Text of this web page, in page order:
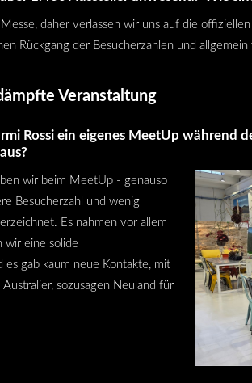
daher verlassen wir uns auf die
Rückgang der Besucherzahlen und
Veranstaltung
Rossi ein eigenes MeetUp während
wir beim MeetUp - genauso
Besucherzahl und wenig
Es nahmen vor allem
wir eine solide
es gab kaum neue Kontakte, mit
sozusagen Neuland für